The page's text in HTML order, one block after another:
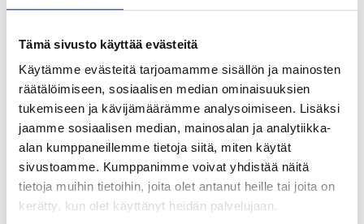
Tämä sivusto käyttää evästeitä
Käytämme evästeitä tarjoamamme sisällön ja mainosten
räätälöimiseen, sosiaalisen median ominaisuuksien
tukemiseen ja kävijämäärämme analysoimiseen. Lisäksi
jaamme sosiaalisen median, mainosalan ja analytiikka-
alan kumppaneillemme tietoja siitä, miten käytät
sivustoamme. Kumppanimme voivat yhdistää näitä
tietoja muihin tietoihin, joita olet antanut heille tai joita on
kerätty, kun olet käyttänyt heidän palvelujaan.
Katso paketteja
La Liga